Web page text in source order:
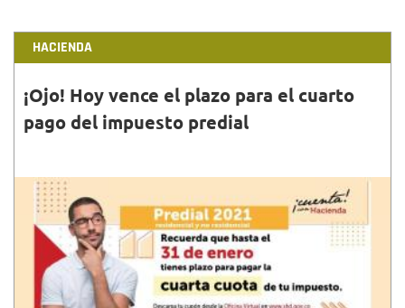
HACIENDA
¡Ojo! Hoy vence el plazo para el cuarto
pago del impuesto predial
31•ENE•2022
El cupón se puede descargar en la Oficina Virtual de
la Secretaría de Hacienda y puedes pagar por
medios electrónicos o en entidades autorizadas.